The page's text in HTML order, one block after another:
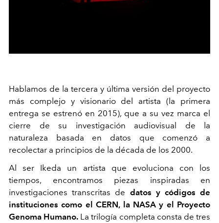
Hablamos de la tercera y última versión del proyecto
más complejo y visionario del artista (la primera
entrega se estrenó en 2015), que a su vez marca el
cierre de su investigación audiovisual de la
naturaleza basada en datos que comenzó a
recolectar a principios de la década de los 2000.
Al ser Ikeda un artista que evoluciona con los
tiempos, encontramos piezas inspiradas en
investigaciones transcritas de datos y códigos de
instituciones como el CERN, la NASA y el Proyecto
Genoma Humano. La trilogía completa consta de tres